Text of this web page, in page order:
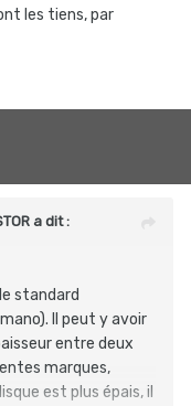
les tiens, par
a dit :
standard
Il peut y avoir
entre deux
marques,
est plus épais, il